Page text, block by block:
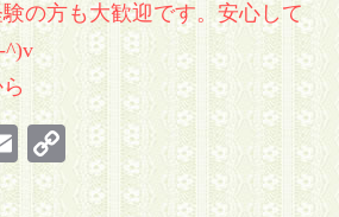
の方も大歓迎です。安心して
^)v
EmailCopy
Link